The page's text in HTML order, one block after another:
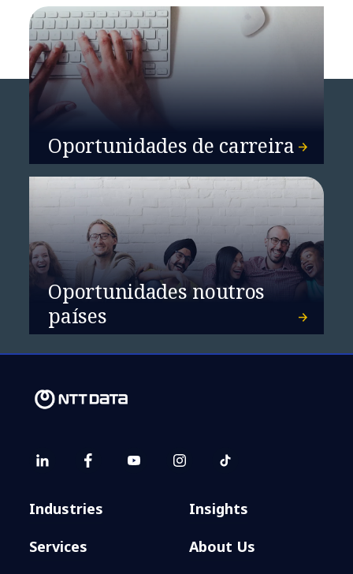
Cyber Threat Intelligence Report
era no combate ao
Oportunidades de carreira
Oportunidades noutros
países
Industries
Services
Insights
About Us